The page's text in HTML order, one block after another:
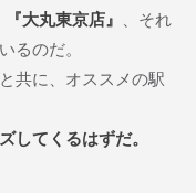
大丸東京店』
、それ
るのだ。
共に、オススメの駅
してくるはずだ。